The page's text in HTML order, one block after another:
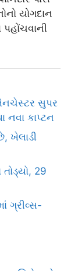
યોગદાન
સુપર
નવા કાપ્ટન
ખેલાડી
29
ગ્રીવ્સ-